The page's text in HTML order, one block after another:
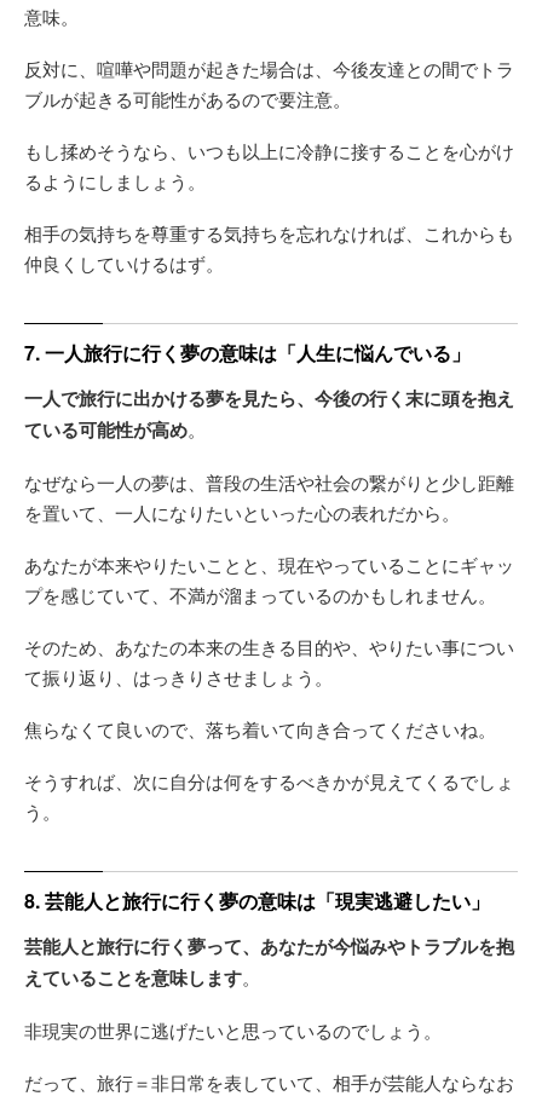
意味。
反対に、喧嘩や問題が起きた場合は、今後友達との間でトラ
ブルが起きる可能性があるので要注意。
もし揉めそうなら、いつも以上に冷静に接することを心がけ
るようにしましょう。
相手の気持ちを尊重する気持ちを忘れなければ、これからも
仲良くしていけるはず。
7. 一人旅行に行く夢の意味は「人生に悩んでいる」
一人で旅行に出かける夢を見たら、今後の行く末に頭を抱え
ている可能性が高め。
なぜなら一人の夢は、普段の生活や社会の繋がりと少し距離
を置いて、一人になりたいといった心の表れだから。
あなたが本来やりたいことと、現在やっていることにギャッ
プを感じていて、不満が溜まっているのかもしれません。
そのため、あなたの本来の生きる目的や、やりたい事につい
て振り返り、はっきりさせましょう。
焦らなくて良いので、落ち着いて向き合ってくださいね。
そうすれば、次に自分は何をするべきかが見えてくるでしょ
う。
8. 芸能人と旅行に行く夢の意味は「現実逃避したい」
芸能人と旅行に行く夢って、あなたが今悩みやトラブルを抱
えていることを意味します。
非現実の世界に逃げたいと思っているのでしょう。
だって、旅行＝非日常を表していて、相手が芸能人ならなお